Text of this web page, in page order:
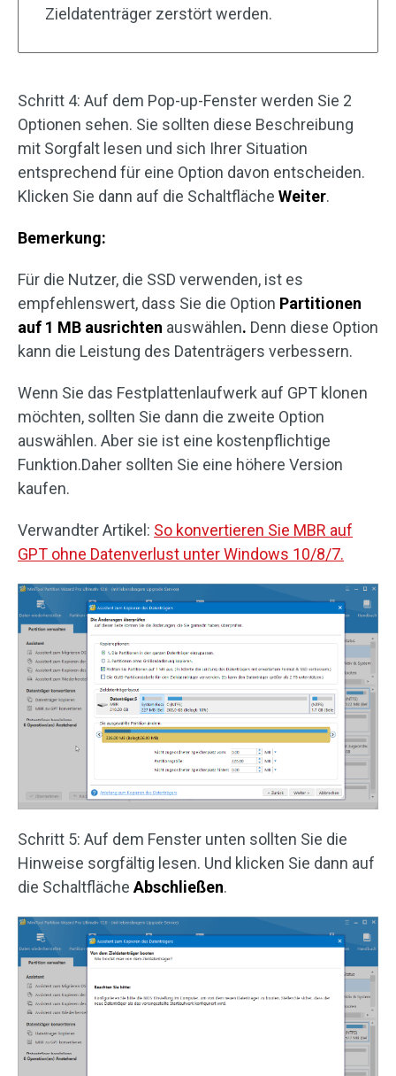
Zieldatenträger zerstört werden.
Schritt 4: Auf dem Pop-up-Fenster werden Sie 2
Optionen sehen. Sie sollten diese Beschreibung
mit Sorgfalt lesen und sich Ihrer Situation
entsprechend für eine Option davon entscheiden.
Klicken Sie dann auf die Schaltfläche Weiter.
Bemerkung:
Für die Nutzer, die SSD verwenden, ist es
empfehlenswert, dass Sie die Option Partitionen
auf 1 MB ausrichten auswählen. Denn diese Option
kann die Leistung des Datenträgers verbessern.
Wenn Sie das Festplattenlaufwerk auf GPT klonen
möchten, sollten Sie dann die zweite Option
auswählen. Aber sie ist eine kostenpflichtige
Funktion.Daher sollten Sie eine höhere Version
kaufen.
Verwandter Artikel: So konvertieren Sie MBR auf
GPT ohne Datenverlust unter Windows 10/8/7.
Schritt 5: Auf dem Fenster unten sollten Sie die
Hinweise sorgfältig lesen. Und klicken Sie dann auf
die SchaltflächeAbschließen.